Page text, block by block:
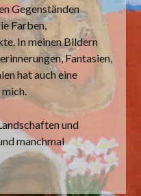
Gegenständen
Farben,
In meinen Bildern
Fantasien,
hat auch eine
und
manchmal